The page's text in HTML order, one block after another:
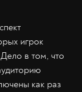
игрок
в том, что
как раз